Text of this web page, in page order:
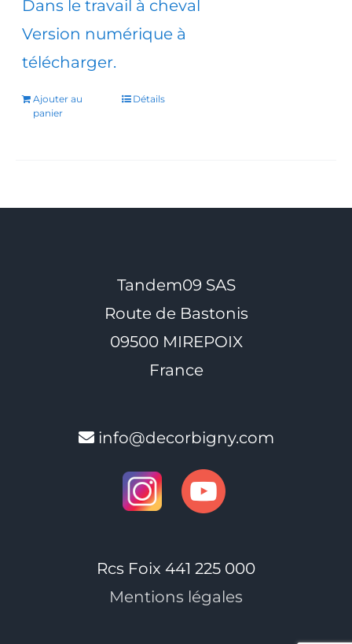
Dans le travail à cheval
Version numérique à
télécharger.
Ajouter au
panier
Détails
Tandem09 SAS
Route de Bastonis
09500 MIREPOIX
France
info@decorbigny.com
Rcs Foix 441 225 000
Mentions légales